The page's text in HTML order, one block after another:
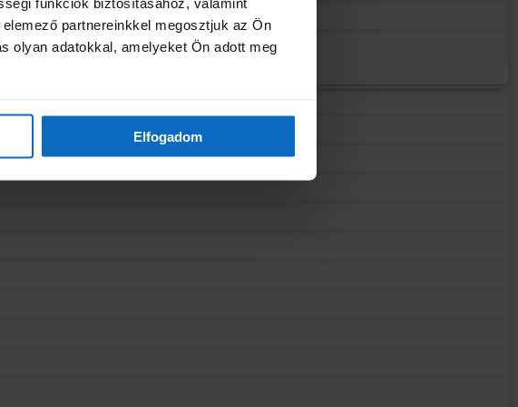
partnereinkkel megosztjuk az Ön
olyan adatokkal, amelyeket Ön adott meg
Elfogadom